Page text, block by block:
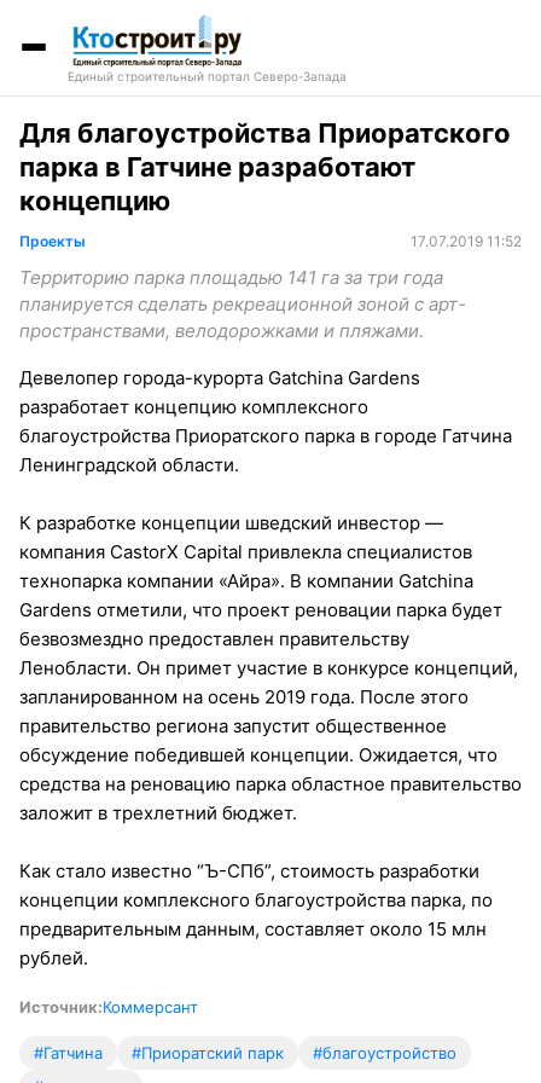
Единый строительный портал Северо-Запада
Для благоустройства Приоратского
парка в Гатчине разработают
концепцию
Проекты 17.07.2019 11:52
Территорию парка площадью 141 га за три года
планируется сделать рекреационной зоной с арт-
пространствами, велодорожками и пляжами.
Девелопер города-курорта Gatchina Gardens
разработает концепцию комплексного
благоустройства Приоратского парка в городе Гатчина
Ленинградской области.
К разработке концепции шведский инвестор —
компания CastorX Capital привлекла специалистов
технопарка компании «Айра». В компании Gatchina
Gardens отметили, что проект реновации парка будет
безвозмездно предоставлен правительству
Ленобласти. Он примет участие в конкурсе концепций,
запланированном на осень 2019 года. После этого
правительство региона запустит общественное
обсуждение победившей концепции. Ожидается, что
средства на реновацию парка областное правительство
заложит в трехлетний бюджет.
Как стало известно “Ъ-СПб”, стоимость разработки
концепции комплексного благоустройства парка, по
предварительным данным, составляет около 15 млн
рублей.
Источник:Коммерсант
#Гатчина #Приоратский парк
#благоустройство